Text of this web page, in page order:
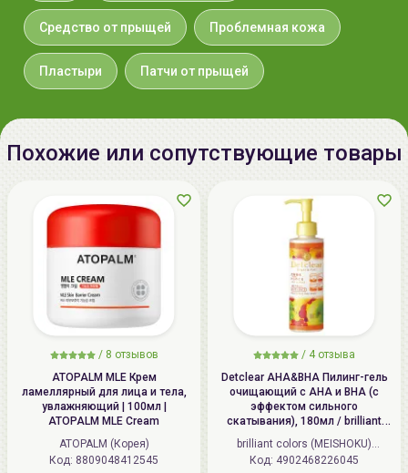
дольше), при необходимости замените патч на
новый.
Наибольшего эффекта можно достичь используя
Holika.
Средство от прыщей Проблемная кожа
Пластыри Патчи от прыщей
Похожие или сопутствующие товары
/ 8 отзывов
ATOPALM MLE Крем
ламеллярный для лица и тела,
увлажняющий | 100мл |
ATOPALM MLE Cream
ATOPALM (Корея)
Код: 8809048412545
/ 4 отзыва
Detclear AHA&BHA Пилинг-гель
очищающий с AHA и BHA (с
эффектом сильного
скатывания), 180мл / brilliant
colors (MEISHOKU) Detclear
Bright&Peel AHA&BHA Fruits
Peeling Jelly
brilliant colors (MEISHOKU)
(Япония)
Код: 4902468226045